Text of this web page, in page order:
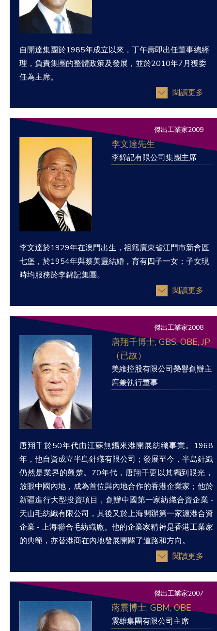
自開達集團於1985年成立以來，丁午壽即出任董事總經
理，負責集團的整體政策及發展，並於2010年7月獲委
任為主席。
閱讀更多
傑出工業家2009
李文達先生
李錦記有限公司集團主席
李文達於1929年在澳門出生，祖籍廣東省江門市新會區
七堡，於1954年與蔡美靈結婚，育有四子一女；子女現
時均服務於李錦記集團。
閱讀更多
傑出工業家2008
唐翔千博士, GBS, OBE, JP
（已故）
美維控股有限公司榮譽創辦主
席兼執行董事
唐翔千於50年代由江蘇無錫來港開展紡織事業。1968
年，他自資成立半島針織有限公司；發展至今，半島針織
仍然是業界的翹楚。70年代，唐翔千更以其獨到眼光，
放眼中國內地，成為首位與內地合作的香港企業家；他於
新疆進行大型投資項目，創辦中國第一家紡織合資企業 -
天山毛紡織有限公司，其後又於上海開辦第一家滬港合資
企業 - 上海聯合毛紡織廠。他的企業家精神是香港工業家
的典範，亦替港商在內地發展開闢了道路和方向。
閱讀更多
傑出工業家2007
蔣震博士, GBM, OBE
震雄集團有限公司主席